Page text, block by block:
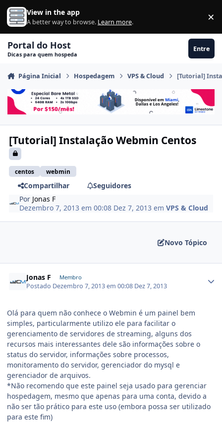
Ir para conteúdo
View in the app
A better way to browse. Learn more. ×
Portal do Host
Dicas para quem hospeda
Entre
Página Inicial Hospedagem VPS & Cloud [Tutorial]
[Tutorial] Instalação Webmin Centos
centos webmin
Compartilhar
Seguidores
Por Jonas F
Dezembro 7, 2013 em 00:08 Dez 7, 2013 emVPS & Cloud
Novo Tópico
Jonas F Membro
Postado Dezembro 7, 2013 em 00:08 Dez 7, 2013
Olá para quem não conhece o Webmin é um painel bem
simples, particularmente utilizo ele para facilitar o
gerenciamento de servidores de streaming, alguns dos
recursos mais interessantes dele são informações sobre o
status do servidor, informações sobre processos,
monitoramento do servidor, gerenciador do mysql e
gerenciador de arquivos.
*Não recomendo que este painel seja usado para gerenciar
hospedagem, mesmo que apenas para uma conta, devido a
não ser tão prático para este uso (embora possa ser utilizado
para este fim)